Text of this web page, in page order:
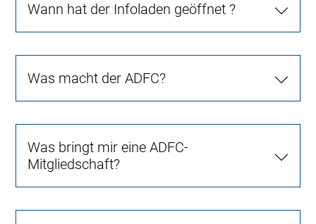
Wann hat der Infoladen geöffnet ?
Was macht der ADFC?
Was bringt mir eine ADFC-
Mitgliedschaft?